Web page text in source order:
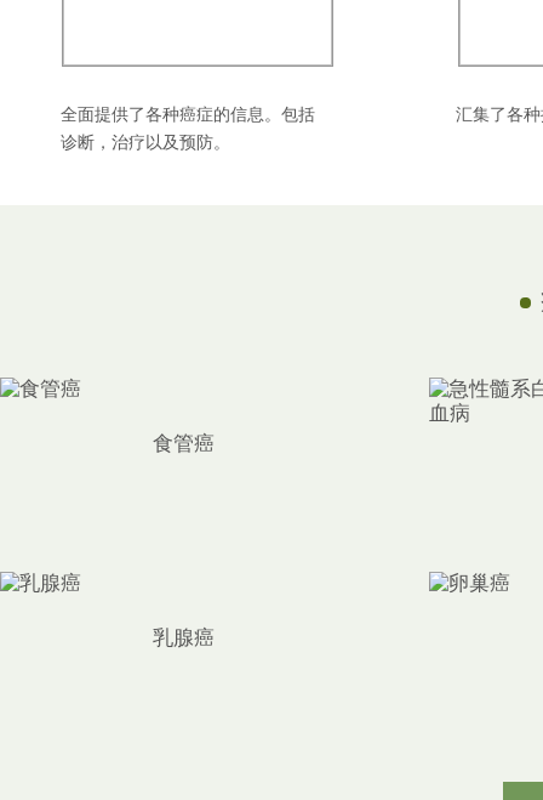
全面提供了各种癌症的信息。包括
诊断，治疗以及预防。
汇集了各
食管癌
乳腺癌